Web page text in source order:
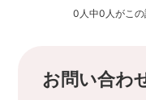
0人中0人がこ
お問い合わ